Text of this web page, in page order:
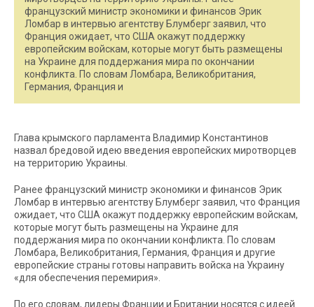
французский министр экономики и финансов Эрик
Ломбар в интервью агентству Блумберг заявил, что
Франция ожидает, что США окажут поддержку
европейским войскам, которые могут быть размещены
на Украине для поддержания мира по окончании
конфликта. По словам Ломбара, Великобритания,
Германия, Франция и
Глава крымского парламента Владимир Константинов
назвал бредовой идею введения европейских миротворцев
на территорию Украины.
Ранее французский министр экономики и финансов Эрик
Ломбар в интервью агентству Блумберг заявил, что Франция
ожидает, что США окажут поддержку европейским войскам,
которые могут быть размещены на Украине для
поддержания мира по окончании конфликта. По словам
Ломбара, Великобритания, Германия, Франция и другие
европейские страны готовы направить войска на Украину
«для обеспечения перемирия».
По его словам, лидеры Франции и Британии носятся с идеей